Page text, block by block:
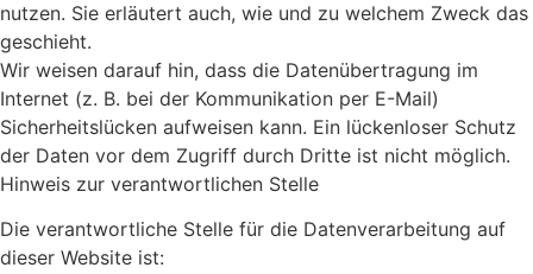
nutzen. Sie erläutert auch, wie und zu welchem Zweck das
geschieht.
Wir weisen darauf hin, dass die Datenübertragung im
Internet (z. B. bei der Kommunikation per E-Mail)
Sicherheitslücken aufweisen kann. Ein lückenloser Schutz
der Daten vor dem Zugriff durch Dritte ist nicht möglich.
Hinweis zur verantwortlichen Stelle
Die verantwortliche Stelle für die Datenverarbeitung auf
dieser Website ist: